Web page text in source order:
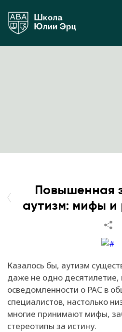
Полезные статьи от
Повышенная
аутизм: мифы и
Казалось бы, аутизм
даже не одно десятилетие,
осведомленности о РАС в
специалистов, настолько
многие принимают мифы,
стереотипы за истину.